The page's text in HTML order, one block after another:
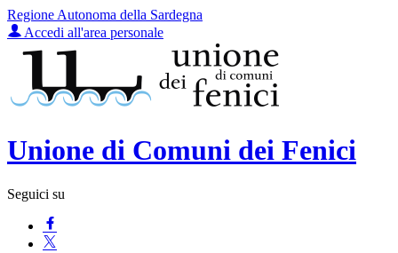
Regione Autonoma della Sardegna
Accedi all'area personale
Unione di Comuni dei Fenici
Seguici su